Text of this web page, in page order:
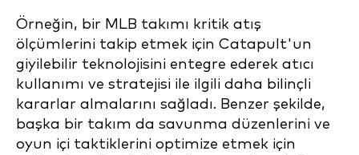
Örneğin, bir MLB takımı kritik atış
ölçümlerini takip etmek için Catapult'un
giyilebilir teknolojisini entegre ederek atıcı
kullanımı ve stratejisi ile ilgili daha bilinçli
kararlar almalarını sağladı. Benzer şekilde,
başka bir takım da savunma düzenlerini ve
oyun içi taktiklerini optimize etmek için